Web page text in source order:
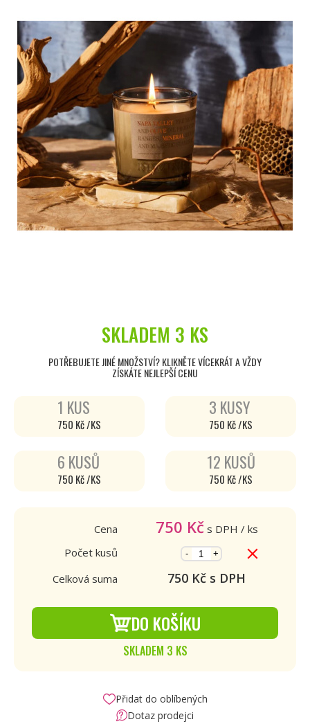
SKLADEM 3 KS
POTŘEBUJETE JINÉ MNOŽSTVÍ? KLIKNĚTE VÍCEKRÁT A VŽDY
ZÍSKÁTE NEJLEPŠÍ CENU
1 KUS
750 Kč /KS
3 KUSY
750 Kč /KS
6 KUSŮ
750 Kč /KS
12 KUSŮ
750 Kč /KS
Cena 750 Kč s DPH / ks
Počet kusů
- +
Celková suma 750 Kč s DPH
DO KOŠÍKU
SKLADEM 3 KS
Přidat do oblíbených
Dotaz prodejci